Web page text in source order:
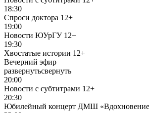
18:30
Спроси доктора 12+
19:00
Новости ЮУрГУ 12+
19:30
Хвостатые истории 12+
Вечерний эфир
развернутьсвернуть
20:00
Новости с субтитрами 12+
20:30
Юбилейный концерт ДМШ